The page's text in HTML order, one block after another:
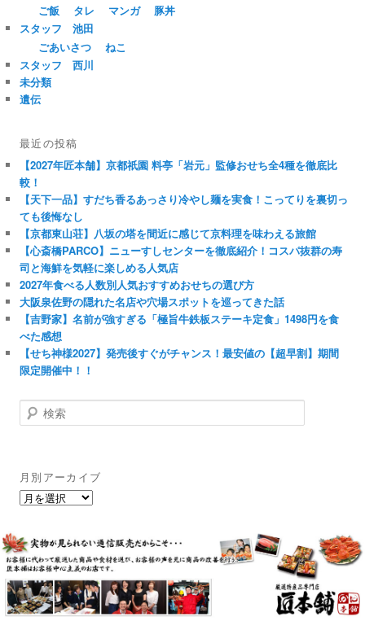
ご飯
タレ マンガ
豚丼
スタッフ 池田
ごあいさつ
ねこ
スタッフ 西川
未分類
遺伝
最近の投稿
【2027年匠本舗】京都祇園 料亭「岩元」監修おせち全4種を徹底比
較！
【天下一品】すだち香るあっさり冷やし麺を実食！こってりを裏切っ
ても後悔なし
【京都東山荘】八坂の塔を間近に感じて京料理を味わえる旅館
【心斎橋PARCO】ニューすしセンターを徹底紹介！コスパ抜群の寿
司と海鮮を気軽に楽しめる人気店
2027年食べる人数別人気おすすめおせちの選び方
大阪泉佐野の隠れた名店や穴場スポットを巡ってきた話
【吉野家】名前が強すぎる「極旨牛鉄板ステーキ定食」1498円を食
べた感想
【せち神様2027】発売後すぐがチャンス！最安値の【超早割】期間
限定開催中！！
検
索
月別アーカイブ
月
ー
カ
イ
ブ